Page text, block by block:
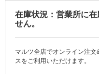
在庫状況：営業所に在
せん。
マルツ全店でオンライン注
スをご利用いただけます。